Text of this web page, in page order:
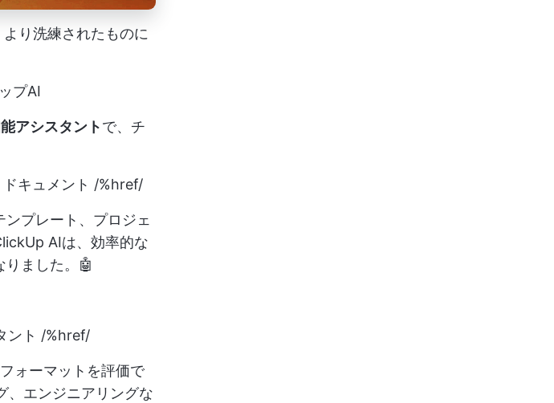
り洗練されたものに
プAI
アシスタントで、チ
ドキュメント /%href/
プレート、プロジェ
AIは、効率的な
ました。🤖
ント /%href/
ォーマットを評価で
、エンジニアリングな